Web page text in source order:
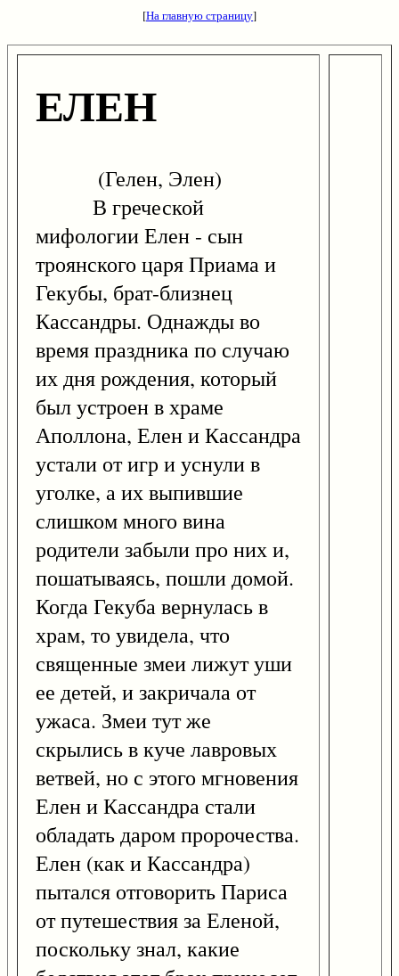
[На главную страницу]
ЕЛЕН
(Гелен, Элен)
В греческой
мифологии Елен - сын
троянского царя Приама и
Гекубы, брат-близнец
Кассандры. Однажды во
время праздника по случаю
их дня рождения, который
был устроен в храме
Аполлона, Елен и Кассандра
устали от игр и уснули в
уголке, а их выпившие
слишком много вина
родители забыли про них и,
пошатываясь, пошли домой.
Когда Гекуба вернулась в
храм, то увидела, что
священные змеи лижут уши
ее детей, и закричала от
ужаса. Змеи тут же
скрылись в куче лавровых
ветвей, но с этого мгновения
Елен и Кассандра стали
обладать даром пророчества.
Елен (как и Кассандра)
пытался отговорить Париса
от путешествия за Еленой,
поскольку знал, какие